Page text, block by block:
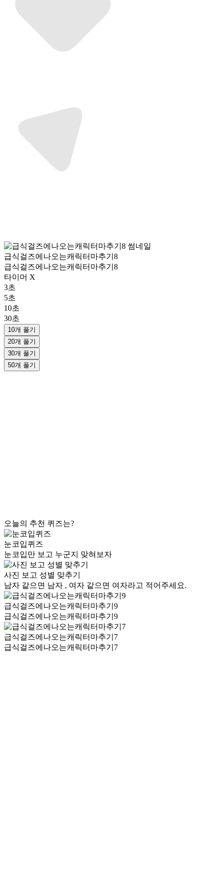
급식걸즈에나오는캐릭터마추기8
급식걸즈에나오는캐릭터마추기8
타이머 X
3초
5초
10초
30초
10개 풀기
20개 풀기
30개 풀기
50개 풀기
오늘의 추천 퀴즈는?
눈코입퀴즈
눈코입만 보고 누군지 맞혀보자
사진 보고 성별 맞추기
남자 같으면 남자 , 여자 같으면 여자라고 적어주세요.
급식걸즈에나오는캐릭터마추기9
급식걸즈에나오는캐릭터마추기9
급식걸즈에나오는캐릭터마추기7
급식걸즈에나오는캐릭터마추기7